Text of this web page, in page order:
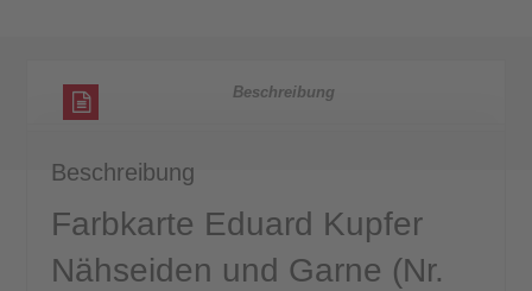
Beschreibung
Beschreibung
Farbkarte Eduard Kupfer
Nähseiden und Garne (Nr.